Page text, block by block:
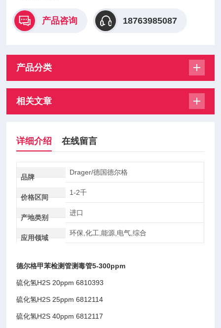
产品咨询 18763985087
产品分类
相关文章
详细介绍 在线留言
品牌
Drager/德国德尔格
价格区间
1-2千
产地类别
进口
应用领域
环保,化工,能源,电气,综合
德尔格甲苯检测管测毒管5-300ppm
硫化氢H2S 20ppm 6810393
硫化氢H2S 25ppm 6812114
硫化氢H2S 40ppm 6812117